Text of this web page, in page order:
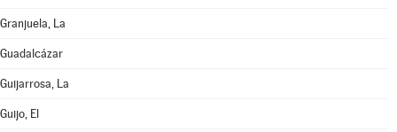
Granjuela, La
Guadalcázar
Guijarrosa, La
Guijo, El